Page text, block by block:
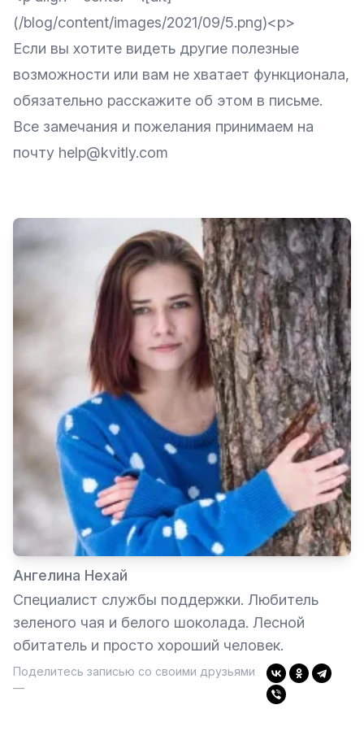
(/blog/content/images/2021/09/5.png)<p>
Если вы хотите видеть другие полезные
возможности или вам не хватает функционала,
обязательно расскажите об этом в письме.
Все замечания и пожелания принимаем на
почту help@kvitly.com
Ангелина Нехай
Специалист службы поддержки. Любитель
зеленого чая и белого шоколада. Лесной
обитатель и просто хороший человек.
Поделитесь записью со своими друзьями
—